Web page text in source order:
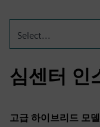
Select...
심센터 인
고급 하이브리드 모